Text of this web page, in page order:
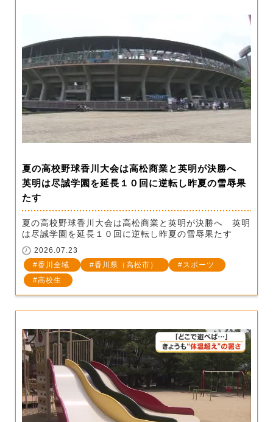
夏の高校野球香川大会は高松商業と英明が決勝へ
英明は尽誠学園を延長１０回に逆転し昨夏の雪辱果
たす
夏の高校野球香川大会は高松商業と英明が決勝へ 英明
は尽誠学園を延長１０回に逆転し昨夏の雪辱果たす
2026.07.23
香川全域
香川県（高松市）
スポーツ
高校生